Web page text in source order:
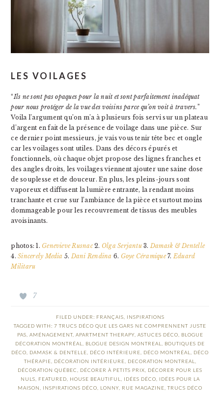
LES VOILAGES
“ Ils ne sont pas opaques pour la nuit et sont parfaitement inadéquat
pour nous protéger de la vue des voisins parce qu’on voit à travers.”
Voila l’argument qu’on m’a à plusieurs fois servi sur un plateau
d’argent en fait de la présence de voilage dans une pièce. Sur
ce dernier point messieurs, je vais vous tenir tête bec et ongle
car les voilages sont utiles. Dans des décors épurés et
fonctionnels, où chaque objet propose des lignes franches et
des angles droits, les voilages viennent ajouter une saine dose
de souplesse et de douceur. En plus, les pleins-jours sont
vaporeux et diffusent la lumière entrante, la rendant moins
tranchante et crue sur l’ambiance de la pièce et surtout moins
dommageable pour les recouvrement de tissus des meubles
avoisinants.
photos: 1. Genevieve Rusnac2. Olga Serjantu3. Damask & Dentelle
4.Sincerely Media 5. Dani Rendina 6. Goye Céramique7. Eduard
Militaru
7
FILED UNDER: FRANÇAIS
INSPIRATIONS
TAGGED WITH: 7 TRUCS DÉCO QUE LES GARS NE COMPRENNENT JUSTE
PAS AMÉNAGEMENT, APARTMENT THERAPY, ASTUCES DÉCO
BLOGUE
DÉCORATION MONTRÉAL
BLOGUE DESIGN MONTREAL
BOUTIQUES DE
DÉCO
DAMASK & DENTELLE DÉCO INTÉRIEURE DÉCO MONTRÉAL
DÉCO
THÉRAPIE
DÉCORATION INTÉRIEURE DECORATION MONTREAL
DÉCORATION QUÉBEC
DÉCORER À PETITS PRIX
DÉCORER POUR LES
NULS
FEATURED HOUSE BEAUTIFUL IDÉES DÉCO
IDÉES POUR LA
MAISON
INSPIRATIONS DÉCO LONNY RUE MAGAZINE ,TRUCS DÉCO